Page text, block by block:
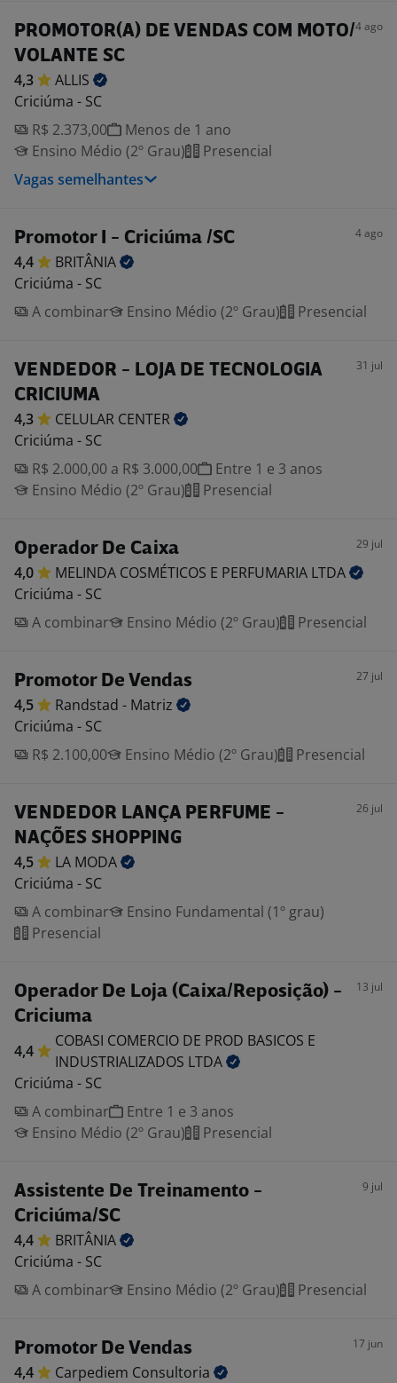
PROMOTOR(A) DE VENDAS COM MOTO/
VOLANTE SC
4 ago
4,3
ALLIS
Criciúma - SC
R$ 2.373,00
Menos de 1 ano
Ensino Médio (2º Grau)
Presencial
Vagas semelhantes
Promotor I - Criciúma /SC 4 ago
4,4
BRITÂNIA
Criciúma - SC
A combinar
Ensino Médio (2º Grau) Presencial
VENDEDOR - LOJA DE TECNOLOGIA
CRICIUMA
31 jul
4,3 CELULAR CENTER
Criciúma - SC
R$ 2.000,00 a R$ 3.000,00
Entre 1 e 3 anos
Ensino Médio (2º Grau)
Presencial
Operador De Caixa 29 jul
4,0 MELINDA COSMÉTICOS E PERFUMARIA LTDA
Criciúma - SC
A combinar
Ensino Médio (2º Grau) Presencial
Promotor De Vendas 27 jul
4,5 Randstad - Matriz
Criciúma - SC
R$ 2.100,00
Ensino Médio (2º Grau) Presencial
VENDEDOR LANÇA PERFUME -
NAÇÕES SHOPPING
26 jul
4,5 LA MODA
Criciúma - SC
A combinar
Ensino Fundamental (1º grau)
Presencial
Operador De Loja (Caixa/Reposição) -
Criciuma
13 jul
4,4
COBASI COMERCIO DE PROD BASICOS E
INDUSTRIALIZADOS LTDA
Criciúma - SC
A combinar
Entre 1 e 3 anos
Ensino Médio (2º Grau)
Presencial
Assistente De Treinamento -
Criciúma/SC
9 jul
4,4
BRITÂNIA
Criciúma - SC
A combinar
Ensino Médio (2º Grau) Presencial
Promotor De Vendas 17 jun
4,4 Carpediem Consultoria